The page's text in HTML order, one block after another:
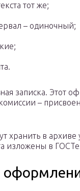
тот же;
– одиночный;
записка. Этот
–
хранить в
изложены в